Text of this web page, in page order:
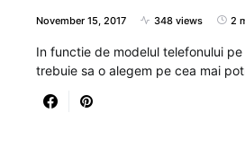
November 15, 2017 348 views 2
In functie de modelul telefonului
trebuie sa o alegem pe cea mai